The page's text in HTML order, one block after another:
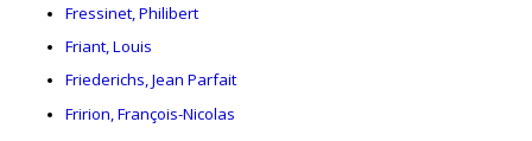
Fressinet, Philibert
Friant, Louis
Friederichs, Jean Parfait
Fririon, François-Nicolas